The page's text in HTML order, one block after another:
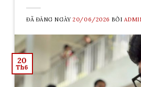
ĐÃ ĐĂNG NGÀY20/06/2026 BỞI
20
Th6